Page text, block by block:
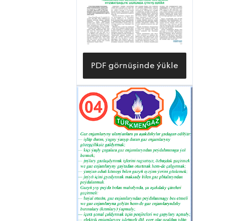
satyn alyp berýän kuwwatly we kämil
tehnikalarynyň güýjüne giňden
daýanýarlar.
PDF görnüşinde ýükle